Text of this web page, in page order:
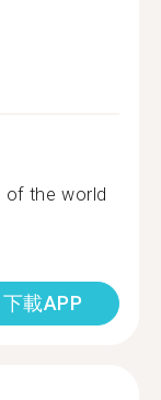
of the world
下載APP